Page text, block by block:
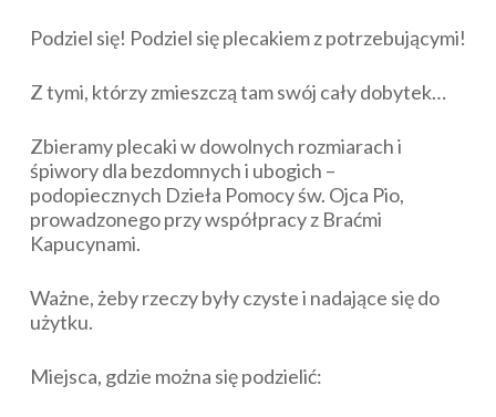
Podziel się! Podziel się plecakiem z potrzebującymi!
Z tymi, którzy zmieszczą tam swój cały dobytek…
Zbieramy plecaki w dowolnych rozmiarach i
śpiwory dla bezdomnych i ubogich –
podopiecznych Dzieła Pomocy św. Ojca Pio,
prowadzonego przy współpracy z Braćmi
Kapucynami.
Ważne, żeby rzeczy były czyste i nadające się do
użytku.
Miejsca, gdzie można się podzielić: